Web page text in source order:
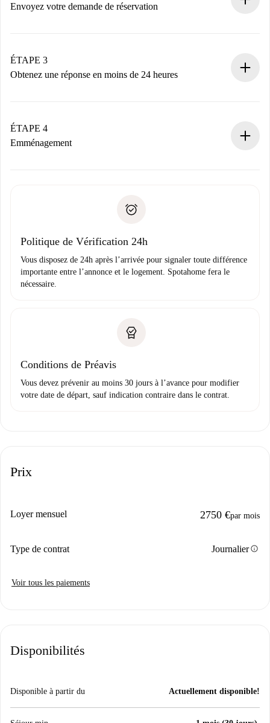
nécessaires.
Envoyez votre demande de réservation
Nous ne vous facturerons rien tant que le propriétaire
n’aura pas accepté.
ÉTAPE 3
Obtenez une réponse en moins de 24 heures
contact avec le propriétaire.
Si refusé : aucun prélèvement et nous vous proposerons
Justificatif de solvabilité
ÉTAPE 4
Emménagement
uniquement si aucun problème n'est signalé.
Politique de Vérification 24h
Vous disposez de 24h après l’arrivée pour signaler toute différence
importante entre l’annonce et le logement. Spotahome fera le
nécessaire.
Conditions de Préavis
Vous devez prévenir au moins 30 jours à l’avance pour modifier
votre date de départ, sauf indication contraire dans le contrat.
Prix
Loyer mensuel 2750 €par mois
Type de contrat Journalierinfo
Voir tous les paiements
Disponibilités
Disponible à partir du Actuellement disponible!